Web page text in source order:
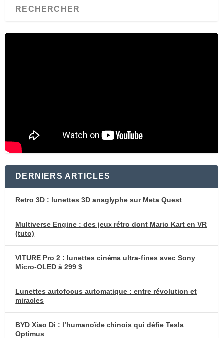
DERNIERS ARTICLES
Retro 3D : lunettes 3D anaglyphe sur Meta Quest
Multiverse Engine : des jeux rétro dont Mario Kart en VR
(tuto)
VITURE Pro 2 : lunettes cinéma ultra-fines avec Sony
Micro-OLED à 299 $
Lunettes autofocus automatique : entre révolution et
miracles
BYD Xiao Di : l’humanoïde chinois qui défie Tesla
Optimus